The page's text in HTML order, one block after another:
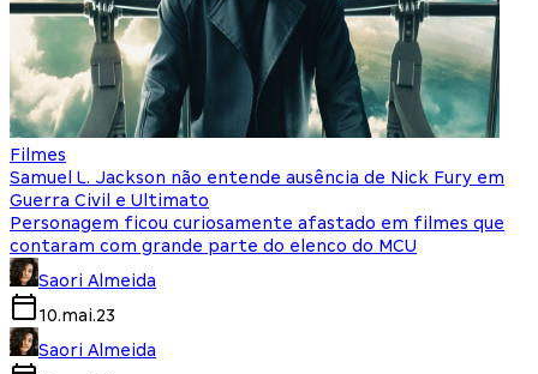
Filmes
Samuel L. Jackson não entende ausência de Nick Fury em
Guerra Civil e Ultimato
Personagem ficou curiosamente afastado em filmes que
contaram com grande parte do elenco do MCU
Saori Almeida
10.mai.23
Saori Almeida